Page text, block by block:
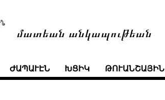
մատեան անկապութեան
ԺԱՊԱՒԷՆ ԽՑԻԿ ԹՈՒԱՆՇԱՅԻՆ